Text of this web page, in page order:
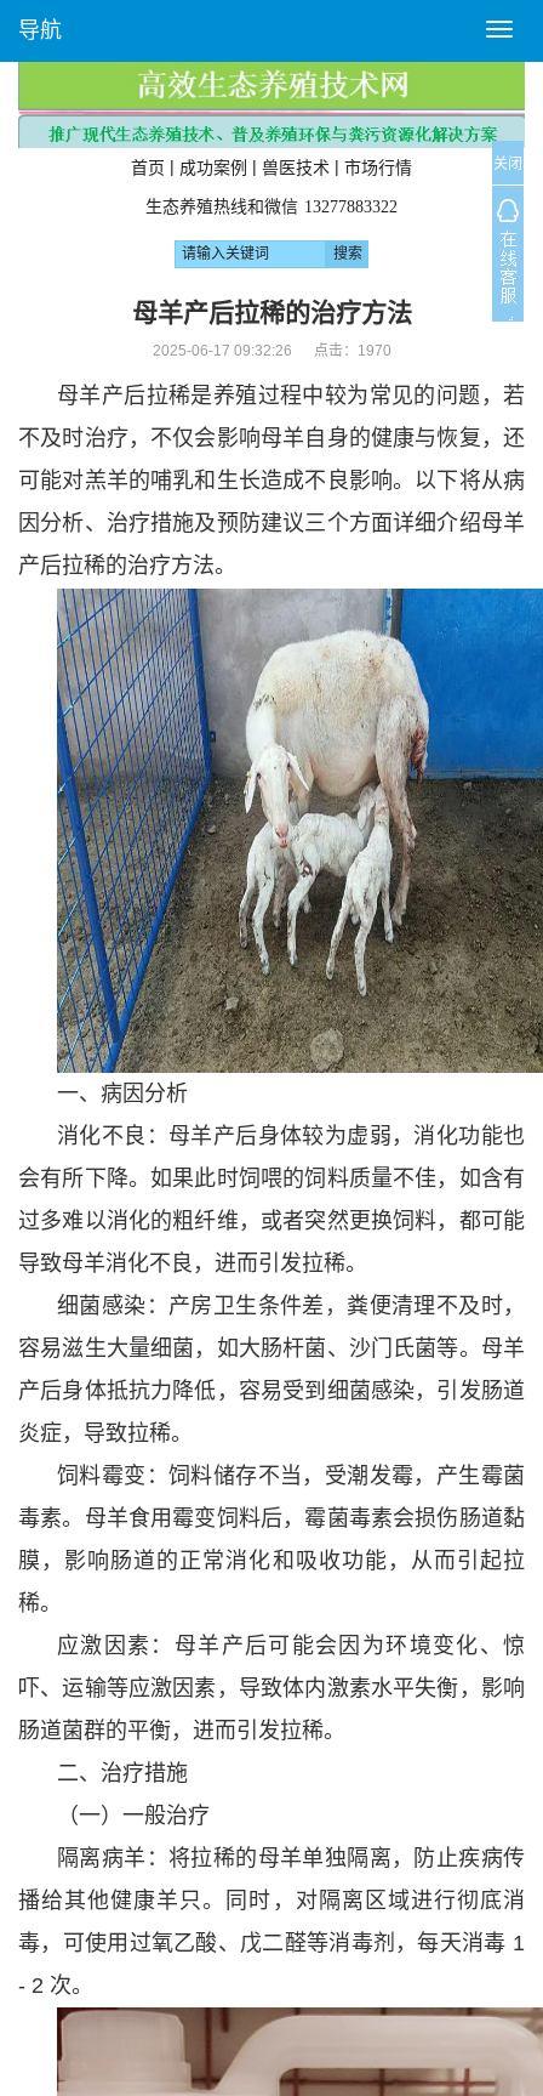
T
o
g
l
e
n
a
v
i
g
a
o
n
导航
首页 | 成功案例 | 兽医技术 | 市场行情
生态养殖热线和微信 13277883322
母羊产后拉稀的治疗方法
2025-06-17 09:32:26 点击： 1970
母羊产后拉稀是养殖过程中较为常见的问题，若
不及时治疗，不仅会影响母羊自身的健康与恢复，还
可能对羔羊的哺乳和生长造成不良影响。以下将从病
因分析、治疗措施及预防建议三个方面详细介绍母羊
产后拉稀的治疗方法。
一、病因分析
消化不良：母羊产后身体较为虚弱，消化功能也
会有所下降。如果此时饲喂的饲料质量不佳，如含有
过多难以消化的粗纤维，或者突然更换饲料，都可能
导致母羊消化不良，进而引发拉稀。
细菌感染：产房卫生条件差，粪便清理不及时，
容易滋生大量细菌，如大肠杆菌、沙门氏菌等。母羊
产后身体抵抗力降低，容易受到细菌感染，引发肠道
炎症，导致拉稀。
饲料霉变：饲料储存不当，受潮发霉，产生霉菌
毒素。母羊食用霉变饲料后，霉菌毒素会损伤肠道黏
膜，影响肠道的正常消化和吸收功能，从而引起拉
稀。
应激因素：母羊产后可能会因为环境变化、惊
吓、运输等应激因素，导致体内激素水平失衡，影响
肠道菌群的平衡，进而引发拉稀。
二、治疗措施
（一）一般治疗
隔离病羊：将拉稀的母羊单独隔离，防止疾病传
播给其他健康羊只。同时，对隔离区域进行彻底消
毒，可使用过氧乙酸、戊二醛等消毒剂，每天消毒 1
- 2 次。
关闭